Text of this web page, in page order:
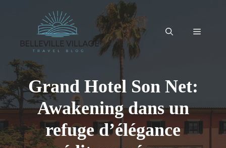
Menu
Grand Hotel Son Net:
Awakening dans un
refuge d’élégance